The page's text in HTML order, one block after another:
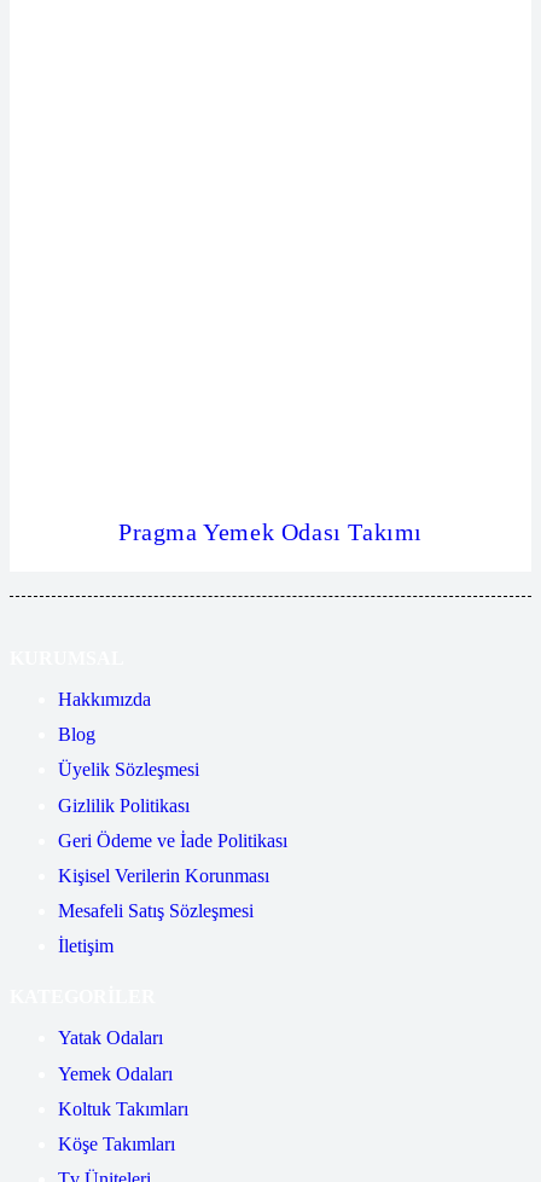
Pragma Yemek Odası Takımı
Hakkımızda
Blog
Üyelik Sözleşmesi
Gizlilik Politikası
Geri Ödeme ve İade Politikası
Kişisel Verilerin Korunması
Mesafeli Satış Sözleşmesi
İletişim
Yatak Odaları
Yemek Odaları
Koltuk Takımları
Köşe Takımları